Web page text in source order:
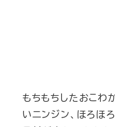
もちもちしたおこわ
いニンジン、ほろほ